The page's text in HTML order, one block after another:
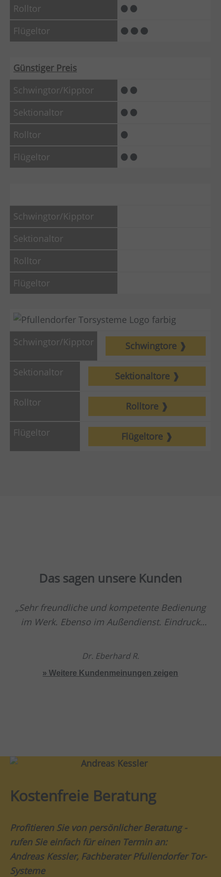
Günstiger Preis
Schwingtore
Sektionaltore
Rolltore
Flügeltore
Das sagen unsere Kunden
Sehr freundliche und kompetente Bedienung
im Werk. Ebenso im Außendienst. Eindruck
etc.
Dr. Eberhard R.
» Weitere Kundenmeinungen zeigen
Kostenfreie Beratung
Profitieren Sie von persönlicher Beratung -
rufen Sie einfach für einen Termin an:
Andreas Kessler, Fachberater Pfullendorfer Tor-
Systeme